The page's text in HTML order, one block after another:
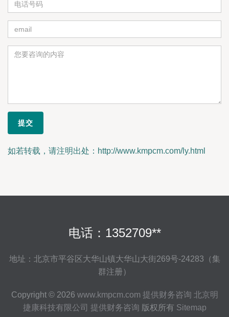
如若转载，请注明出处：http://www.kmpcm.com/ly.html
电话：1352709**
地址：北京市平谷区大华山镇大华山大街269号-24283（集
群注册）
Copyright © 2026 www.kmpcm.com 提供财务咨询 北京明
捷康科技有限公司 提供财务咨询 版权所有 Sitemap